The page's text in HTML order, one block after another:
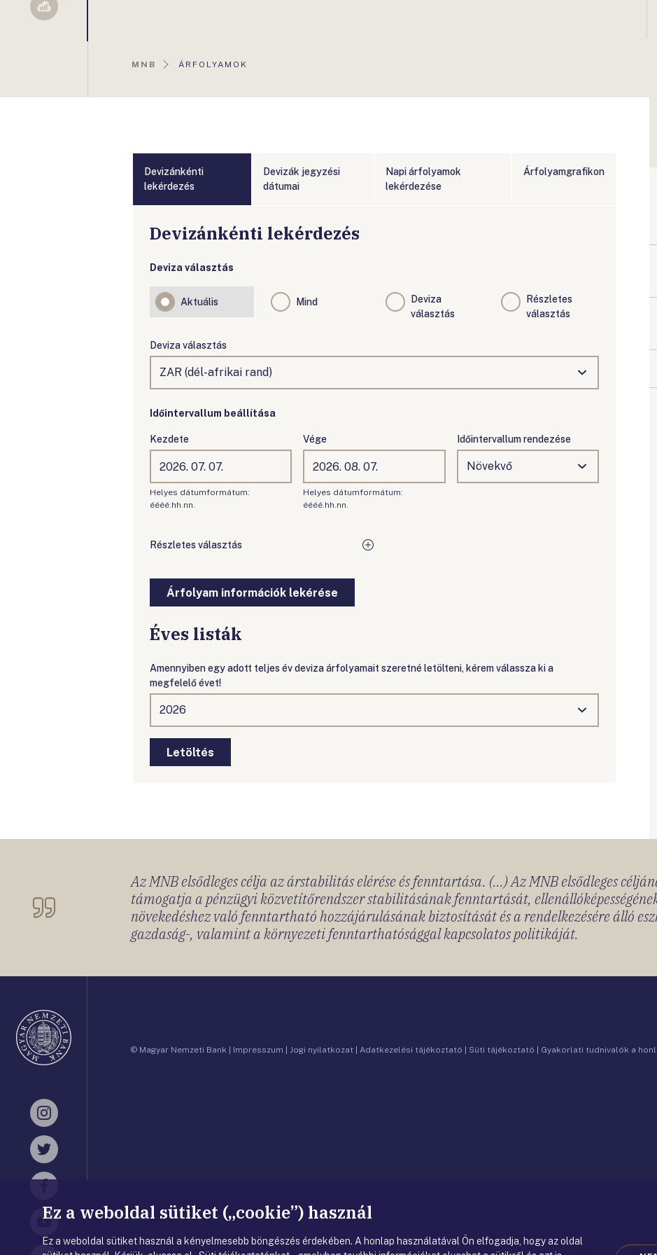
Sellsy
MNB
AKTUÁLIS
ÁRFOLYAMOK
Devizánkénti
lekérdezés
Devizák jegyzési
dátumai
Napi árfolyamok
lekérdezése
Árfolyamgrafikon
Devizánkénti lekérdezés
Deviza választás
Aktuális Mind
Deviza
választás
Részletes
választás
Deviza választás
Időintervallum beállítása
Kezdete
Helyes dátumformátum:
éééé.hh.nn.
Vége
Helyes dátumformátum:
éééé.hh.nn.
Időintervallum rendezése
Részletes választás
Árfolyam információk lekérése
Éves listák
Amennyiben egy adott teljes év deviza árfolyamait szeretné letölteni, kérem válassza ki a
megfelelő évet!
Letöltés
Az MNB elsődleges célja az árstabilitás elérése és fenntartása. (...) Az MNB elsődleges
támogatja a pénzügyi közvetítőrendszer stabilitásának fenntartását,
növekedéshez való fenntartható hozzájárulásának biztosítását és a rendelkezésére álló
gazdaság-, valamint a környezeti fenntarthatósággal kapcsolatos politikáját.
Instagram
Twitter
© Magyar Nemzeti Bank Impresszum Jogi nyilatkozat Adatkezelési tájékoztató Süti tájékoztató Gyakorlati tudnivalók a
Ez a weboldal sütiket („cookie”) használ
Ez a weboldal sütiket használ a kényelmesebb böngészés érdekében. A honlap használatával Ön elfogadja, hogy az oldal